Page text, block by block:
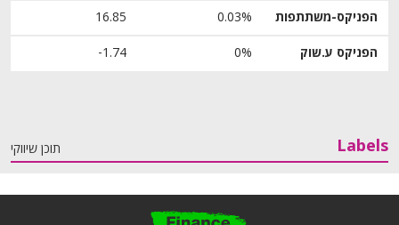
הפניקס-משתתפות 0.03%
16.85
הפניקס ע.שוק 0%
‎-1.74
Labels תוכן שיווקי